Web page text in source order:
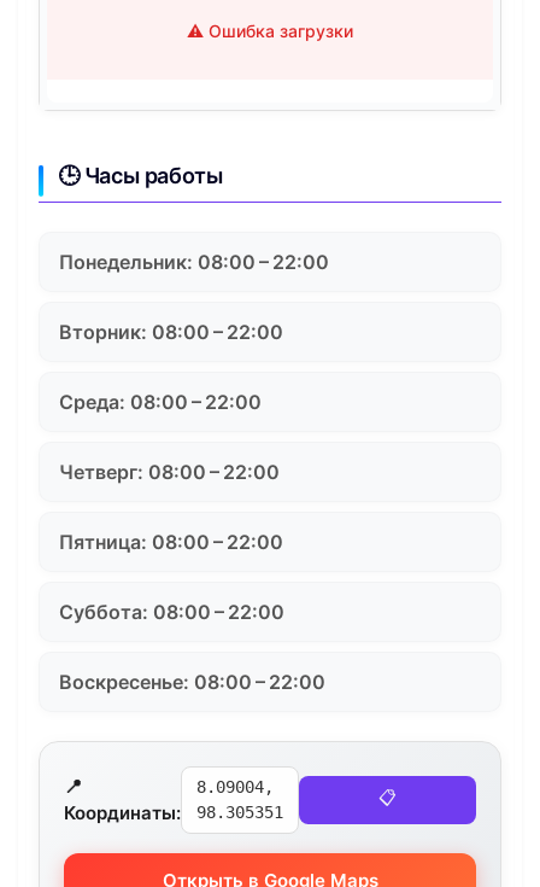
⚠️ Ошибка загрузки
🕒 Часы работы
Понедельник: 08:00 – 22:00
Вторник: 08:00 – 22:00
Среда: 08:00 – 22:00
Четверг: 08:00 – 22:00
Пятница: 08:00 – 22:00
Суббота: 08:00 – 22:00
Воскресенье: 08:00 – 22:00
📍
Координаты:
8.09004,
98.305351
📋
Открыть в Google Maps